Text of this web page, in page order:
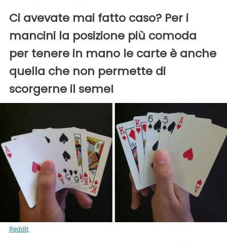
Ci avevate mai fatto caso? Per i
mancini la posizione più comoda
per tenere in mano le carte è anche
quella che non permette di
scorgerne il seme!
Reddit